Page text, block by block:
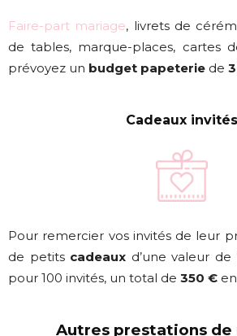
Faire-part mariage, livrets de
de tables, marque-places, cartes
prévoyez un budget papeterie de
Cadeaux invités
Pour remercier vos invités de leur
de petits cadeaux d’une valeur de
pour 100 invités, un total de 350 €
Autres prestations de